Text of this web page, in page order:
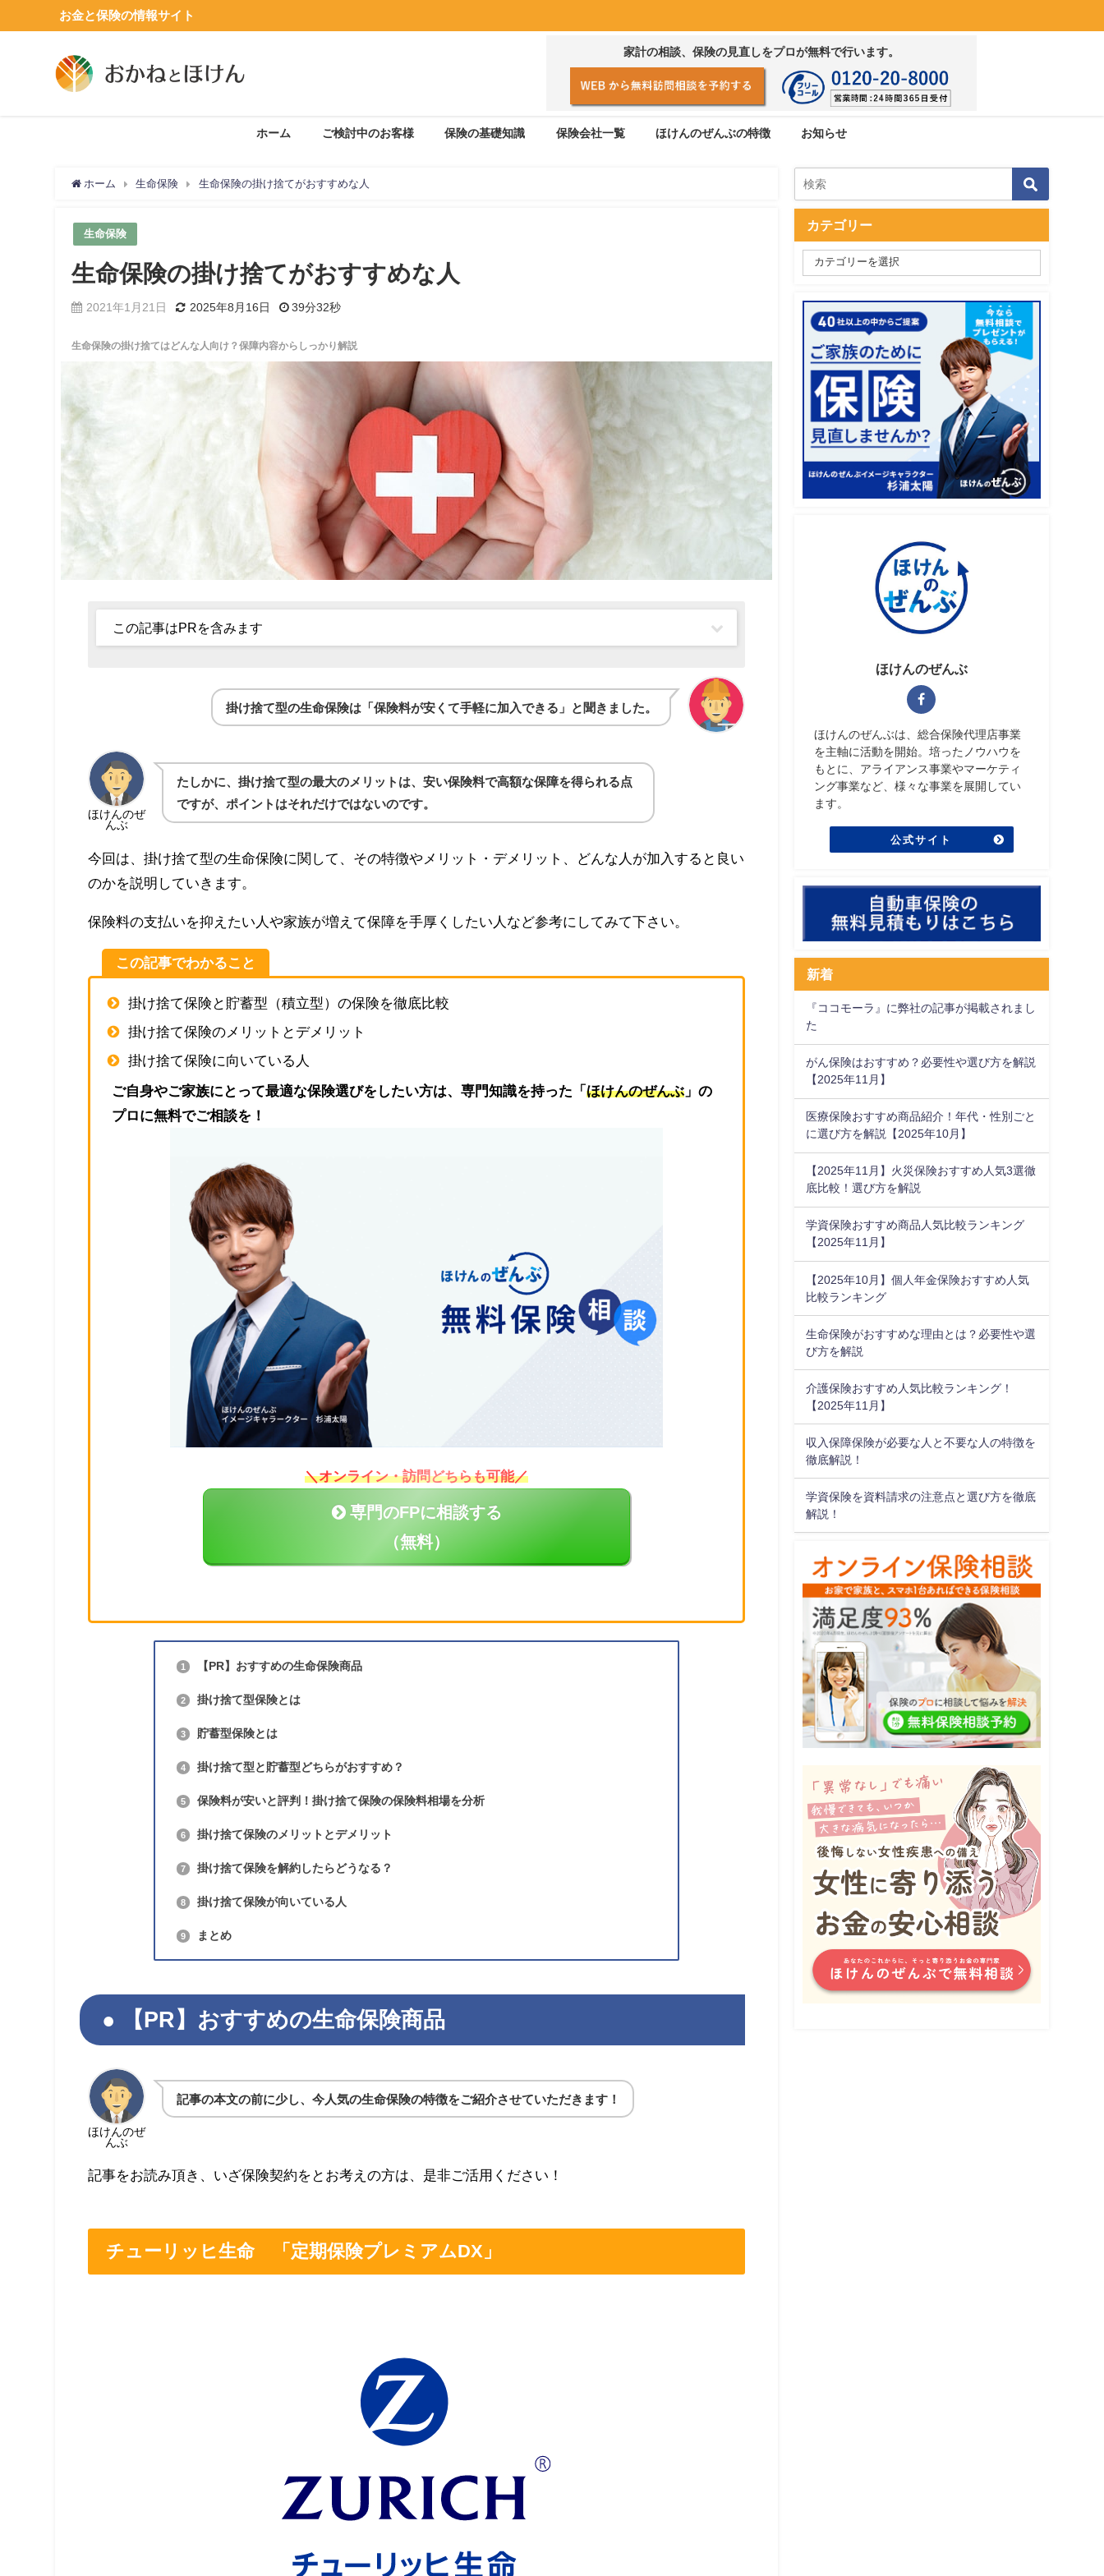
お金と保険の情報サイト
家計の相談、保険の見直しをプロが無料で行います。
ホーム ご検討中のお客様 保険の基礎知識 保険会社一覧 ほけんのぜんぶの特徴 お知らせ
ホーム 生命保険 生命保険の掛け捨てがおすすめな人
生命保険
生命保険の掛け捨てがおすすめな人
2021年1月21日 2025年8月16日 39分32秒
生命保険の掛け捨てはどんな人向け？保障内容からしっかり解説
この記事はPRを含みます
掛け捨て型の生命保険は「保険料が安くて手軽に加入できる」と聞きました。
ほけんのぜ
んぶ
たしかに、掛け捨て型の最大のメリットは、安い保険料で高額な保障を得られる点
ですが、ポイントはそれだけではないのです。
今回は、掛け捨て型の生命保険に関して、その特徴やメリット・デメリット、どんな人が加入すると良い
のかを説明していきます。
保険料の支払いを抑えたい人や家族が増えて保障を手厚くしたい人など参考にしてみて下さい。
この記事でわかること
掛け捨て保険と貯蓄型（積立型）の保険を徹底比較
掛け捨て保険のメリットとデメリット
掛け捨て保険に向いている人
ご自身やご家族にとって最適な保険選びをしたい方は、専門知識を持った「 ほけんのぜんぶ」の
プロに無料でご相談を！
＼オンライン・訪問どちらも可能／
専門のFPに相談する
（無料）
1 【PR】おすすめの生命保険商品
2 掛け捨て型保険とは
3 貯蓄型保険とは
4 掛け捨て型と貯蓄型どちらがおすすめ？
5 保険料が安いと評判！掛け捨て保険の保険料相場を分析
6 掛け捨て保険のメリットとデメリット
7 掛け捨て保険を解約したらどうなる？
8 掛け捨て保険が向いている人
9 まとめ
【PR】おすすめの生命保険商品
ほけんのぜ
んぶ
記事の本文の前に少し、今人気の生命保険の特徴をご紹介させていただきます！
記事をお読み頂き、いざ保険契約をとお考えの方は、是非ご活用ください！
チューリッヒ生命 「定期保険プレミアムDX」
カテゴリー
ほけんのぜんぶ
ほけんのぜんぶは、総合保険代理店事業
を主軸に活動を開始。培ったノウハウを
もとに、アライアンス事業やマーケティ
ング事業など、様々な事業を展開してい
ます。
公式サイト
新着
『ココモーラ』に弊社の記事が掲載されまし
た
がん保険はおすすめ？必要性や選び方を解説
【2025年11月】
医療保険おすすめ商品紹介！年代・性別ごと
に選び方を解説【2025年10月】
【2025年11月】火災保険おすすめ人気3選徹
底比較！選び方を解説
学資保険おすすめ商品人気比較ランキング
【2025年11月】
【2025年10月】個人年金保険おすすめ人気
比較ランキング
生命保険がおすすめな理由とは？必要性や選
び方を解説
介護保険おすすめ人気比較ランキング！
【2025年11月】
収入保障保険が必要な人と不要な人の特徴を
徹底解説！
学資保険を資料請求の注意点と選び方を徹底
解説！